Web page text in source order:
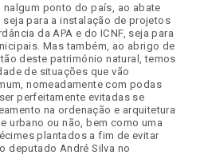
ponto do país, ao abate
para a instalação de projetos
da APA e do ICNF, seja para
Mas também, ao abrigo de
deste património natural, temos
de situações que vão
nomeadamente com podas
perfeitamente evitadas se
na ordenação e arquitetura
urbano ou não, bem como uma
plantados a fim de evitar
deputado André Silva no